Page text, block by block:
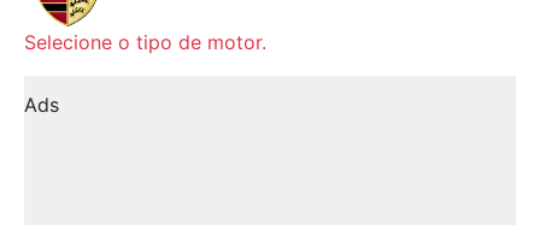
Selecione o tipo de motor.
Ads